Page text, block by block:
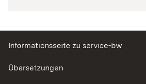
Informationsseite zu service-bw
Übersetzungen